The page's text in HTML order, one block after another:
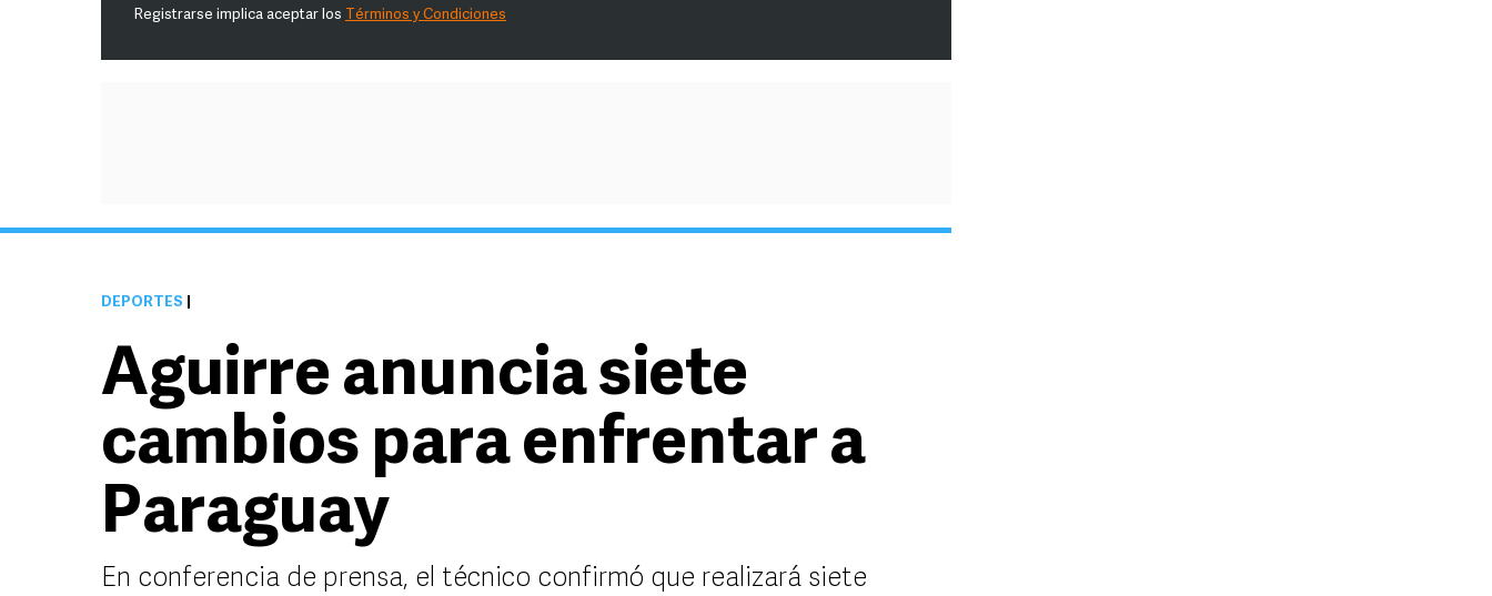
Registrarse implica aceptar los Términos y Condiciones
DEPORTES
Aguirre anuncia siete
cambios para enfrentar a
Paraguay
En conferencia de prensa, el técnico confirmó que realizará siete